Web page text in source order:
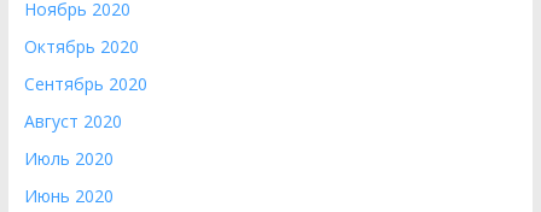
Ноябрь 2020
Октябрь 2020
Сентябрь 2020
Август 2020
Июль 2020
Июнь 2020